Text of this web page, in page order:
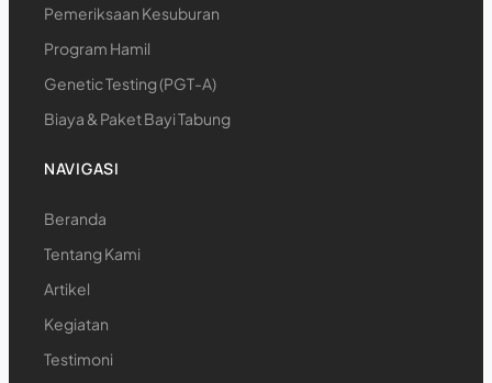
Pemeriksaan Kesuburan
Program Hamil
Genetic Testing (PGT-A)
Biaya & Paket Bayi Tabung
NAVIGASI
Beranda
Tentang Kami
Artikel
Kegiatan
Testimoni